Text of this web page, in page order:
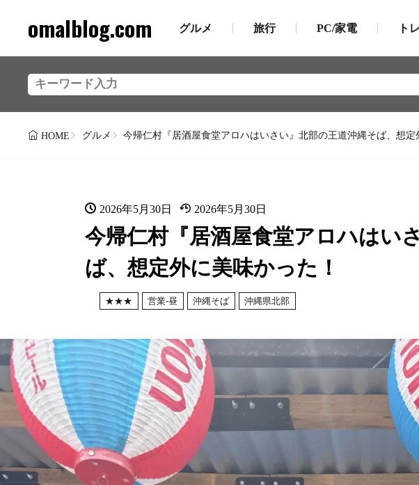
omalblog.com グルメ 旅行 PC/家電 ト
HOME グルメ 今帰仁村『居酒屋食堂アロハはいさい』北部の王道沖縄そば、想定
2026年5月30日 2026年5月30日
今帰仁村『居酒屋食堂アロハはい
ば、想定外に美味かった！
★★★ 営業-昼 沖縄そば 沖縄県北部